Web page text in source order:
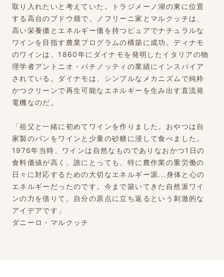
取り入れたいと考えていた。トラジメーノ湖の東に位置
する高台のブドウ畑で、ノフリーニ家とマルクッチは、
高い栄養価とエネルギー価を持つピュアでナチュラルな
ワインを目指す農業プログラムの構築に成功。ディナモ
のワインは、1860年にダイナモを発明したイタリアの物
理学者アントニオ・パチノッティの業績にインスパイア
されている。ダイナモは、シンプルなメカニズムで純粋
かつクリーンで再生可能なエネルギーを生み出す直流発
電機なのだ。
「祖父と一緒に初めてワインを作りました。おやつは自
家製のパンをワインと少量の砂糖に浸して食べました。
1976年当時、ワインは自然なものでありなおかつ1日の
食料価値が高く、誰にとっても、特に農作業の重労働の
日々に対応するための大切なエネルギー源...身体と心の
エネルギーだったのです。今まで築いてきた自然派ワイ
ンの力を借りて、自分の原点に立ち返るという刺激的な
アイデアです」
ダニーロ・マルクッチ